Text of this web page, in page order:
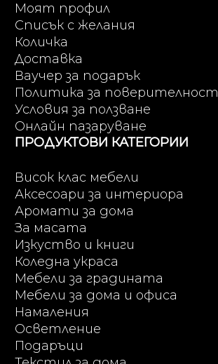
Моят профил
Списък с желания
Количка
Доставка
Ваучер за подарък
Политика за поверителност
Условия за ползване
Онлайн пазаруване
ПРОДУКТОВИ КАТЕГОРИИ
Висок клас мебели
Аксесоари за интериора
Аромати за дома
За масата
Изкуство и книги
Коледна украса
Мебели за градината
Мебели за дома и офиса
Намаления
Осветление
Подаръци